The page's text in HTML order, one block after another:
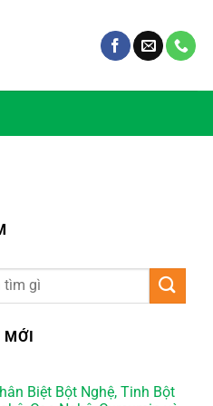
MỚI
Biệt Bột Nghệ, Tinh Bột